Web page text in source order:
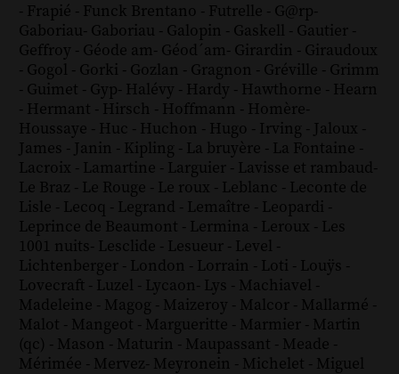
- Frapié - Funck Brentano - Futrelle - G@rp-
Gaboriau- Gaboriau - Galopin - Gaskell - Gautier -
Geffroy - Géode am- Géod´am- Girardin - Giraudoux
- Gogol - Gorki - Gozlan - Gragnon - Gréville - Grimm
- Guimet - Gyp- Halévy - Hardy - Hawthorne - Hearn
- Hermant - Hirsch - Hoffmann - Homère-
Houssaye - Huc - Huchon - Hugo - Irving - Jaloux -
James - Janin - Kipling - La bruyère - La Fontaine -
Lacroix - Lamartine - Larguier - Lavisse et rambaud-
Le Braz - Le Rouge - Le roux - Leblanc - Leconte de
Lisle - Lecoq - Legrand - Lemaître - Leopardi -
Leprince de Beaumont - Lermina - Leroux - Les
1001 nuits- Lesclide - Lesueur - Level -
Lichtenberger - London - Lorrain - Loti - Louÿs -
Lovecraft - Luzel - Lycaon- Lys - Machiavel -
Madeleine - Magog - Maizeroy - Malcor - Mallarmé -
Malot - Mangeot - Margueritte - Marmier - Martin
(qc) - Mason - Maturin - Maupassant - Meade -
Mérimée - Mervez- Meyronein - Michelet - Miguel